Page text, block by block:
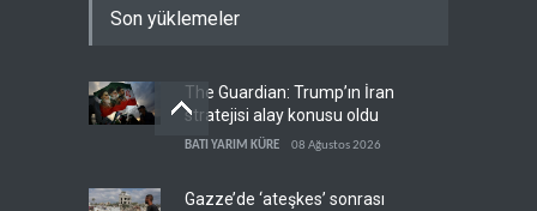
Son yüklemeler
The Guardian: Trump’ın İran
stratejisi alay konusu oldu
BATI YARIM KÜRE 08 Ağustos 2026
Gazze’de ‘ateşkes’ sonrası